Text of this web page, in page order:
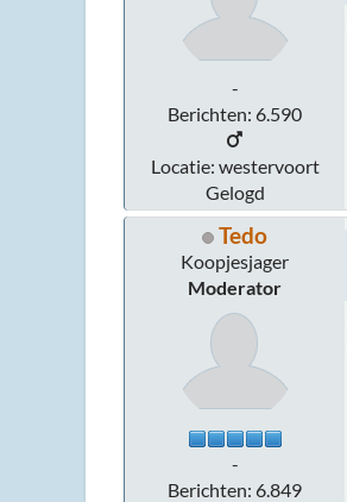
-
Berichten: 6.590
Locatie: westervoort
Gelogd
Tedo
Koopjesjager
Moderator
-
Berichten: 6.849